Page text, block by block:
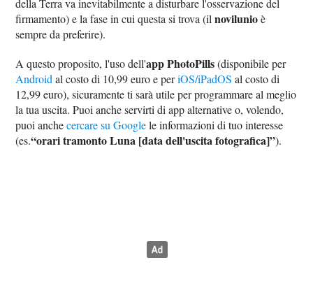
della Terra va inevitabilmente a disturbare l'osservazione del
firmamento) e la fase in cui questa si trova (ilnovilunioè
sempre da preferire).
A questo proposito, l'uso dell'app PhotoPills(disponibile per
Androidal costo di 10,99 euro e periOS/iPadOS al costo di
12,99 euro), sicuramente ti sarà utile per programmare al meglio
la tua uscita. Puoi anche servirti di app alternative o, volendo,
puoi anchecercare su Googlele informazioni di tuo interesse
(es.“orari tramonto Luna [data dell'uscita fotografica]”).